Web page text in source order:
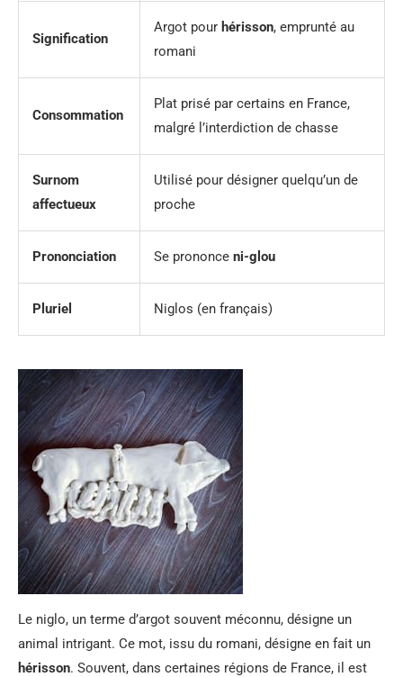
Signification
Argot pour hérisson, emprunté au
romani
Consommation
Plat prisé par certains en France,
malgré l’interdiction de chasse
Surnom
affectueux
Utilisé pour désigner quelqu’un de
proche
Prononciation Se prononce ni-glou
Pluriel Niglos (en français)
Le niglo, un terme d’argot souvent méconnu, désigne un
animal intrigant. Ce mot, issu du romani, désigne en fait un
hérisson. Souvent, dans certaines régions de France, il est